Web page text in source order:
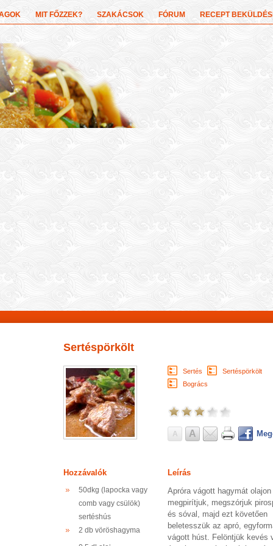
MIT FŐZZEK? SZAKÁCSOK FÓRUM RECEPT
Sertéspörkölt
Hozzávalók
50dkg (lapocka vagy
comb vagy csülök)
sertéshús
2 db vöröshagyma
Sertés
Sertéspörkölt
Bogrács
A A
Leírás
Apróra vágott hagymát olajon
megpirítjuk, megszórjuk
és sóval, majd ezt követően
beletesszük az apró,
vágott húst. Felöntjük kevés